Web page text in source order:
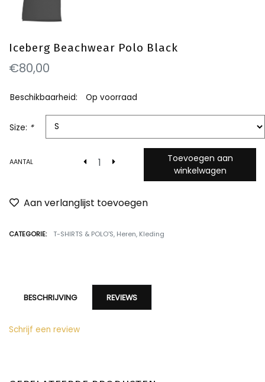
Iceberg Beachwear Polo Black
€80,00
Beschikbaarheid: Op voorraad
Size: *
AANTAL
Toevoegen aan
winkelwagen
Aan verlanglijst toevoegen
CATEGORIE: T-SHIRTS & POLO'S, Heren, Kleding
BESCHRIJVING REVIEWS
Schrijf een review